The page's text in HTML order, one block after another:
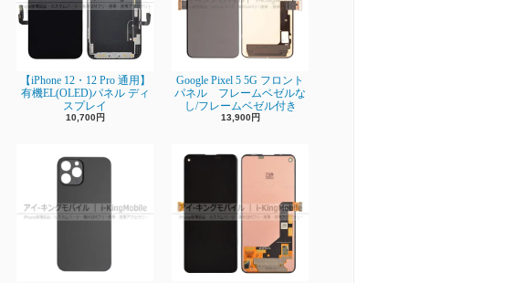
【iPhone 12・12 Pro 通用】
有機EL(OLED)パネル ディ
スプレイ
10,700円
Google Pixel 5 5G フロント
パネル フレームベゼルな
し/フレームベゼル付き
13,900円